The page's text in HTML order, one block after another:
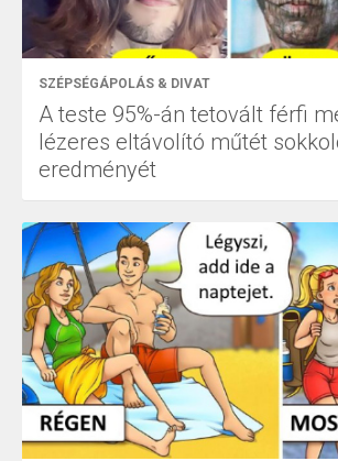
SZÉPSÉGÁPOLÁS & DIVAT
A teste 95%-án tetovált férfi
lézeres eltávolító műtét
eredményét